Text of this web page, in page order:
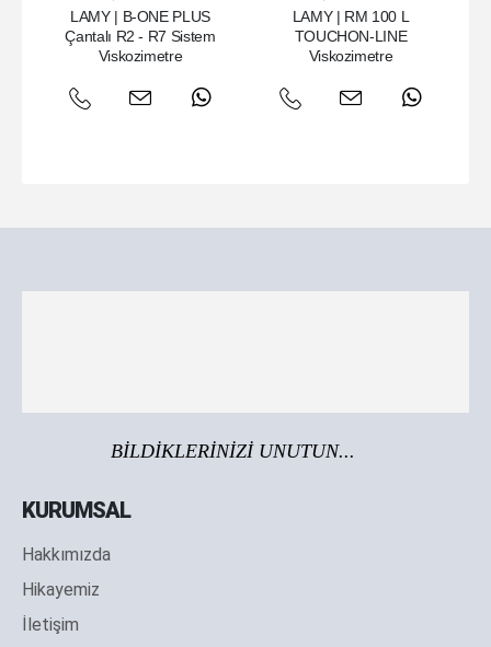
LAMY | B-ONE PLUS
Çantalı R2 - R7 Sistem
Viskozimetre
LAMY | RM 100 L
TOUCHON-LINE
Viskozimetre
BİLDİKLERİNİZİ UNUTUN...
KURUMSAL
Hakkımızda
Hikayemiz
İletişim